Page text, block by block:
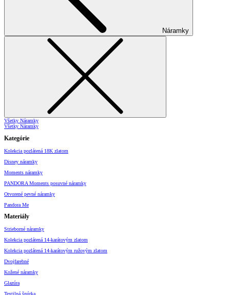
Náramky
Všetky Náramky
Všetky Náramky
Kategórie
Kolekcia pozlátená 18K zlatom
Disney náramky
Moments náramky
PANDORA Moments posuvné náramky
Otvorené pevné náramky
Pandora Me
Materiály
Strieborné náramky
Kolekcia pozlátená 14-karátovým zlatom
Kolekcia pozlátená 14-karátovým ružovým zlatom
Dvojfarebné
Kožené náramky
Glazúra
Textilná šnúrka